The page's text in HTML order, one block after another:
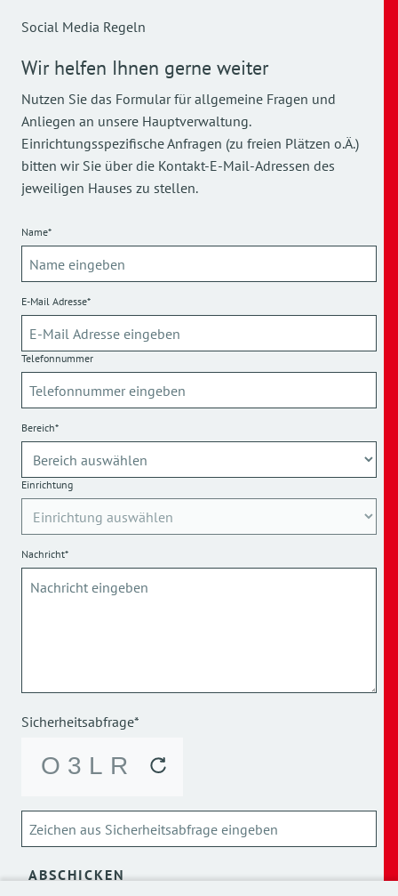
Social Media Regeln
Wir helfen Ihnen gerne weiter
Nutzen Sie das Formular für allgemeine Fragen und
Anliegen an unsere Hauptverwaltung.
Einrichtungsspezifische Anfragen (zu freien Plätzen o.Ä.)
bitten wir Sie über die Kontakt-E-Mail-Adressen des
jeweiligen Hauses zu stellen.
Name*
E-Mail Adresse*
Telefonnummer
Bereich*
Einrichtung
Nachricht*
Sicherheitsabfrage*
ABSCHICKEN